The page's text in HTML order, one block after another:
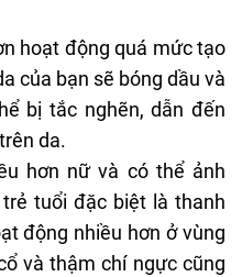
hoạt động quá mức tạo
của bạn sẽ bóng dầu và
bị tắc nghẽn, dẫn đến
da.
hơn nữ và có thể ảnh
tuổi đặc biệt là thanh
động nhiều hơn ở vùng
và thậm chí ngực cũng